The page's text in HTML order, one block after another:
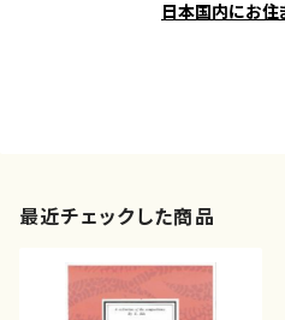
日本国内にお住
最近チェックした商品